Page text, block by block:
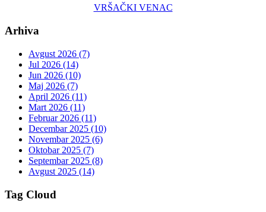
VRŠAČKI VENAC
Arhiva
Avgust 2026 (7)
Jul 2026 (14)
Jun 2026 (10)
Maj 2026 (7)
April 2026 (11)
Mart 2026 (11)
Februar 2026 (11)
Decembar 2025 (10)
Novembar 2025 (6)
Oktobar 2025 (7)
Septembar 2025 (8)
Avgust 2025 (14)
Tag Cloud